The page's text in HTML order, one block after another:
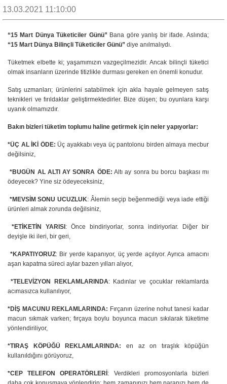
13.03.2021 11:10:00
“15 Mart Dünya Tüketiciler Günü” Bana göre yanlış bir ifade. Aslında;
“15 Mart Dünya Bilinçli Tüketiciler Günü” diye anılmalıydı.
Tüketmek elbette ki; yaşamımızın vazgeçilmezidir. Ancak bilinçli tüketici
olmak insanların üzerinde titizlikle durması gereken en önemli konudur.
Satış uzmanları; ürünlerini satabilmek için akla hayale gelmeyen satış
teknikleri ve fırıldaklar geliştirmektedirler. Bize düşen; bu oyunlara karşı
uyanık olmamızdır.
Bakın bizleri tüketim toplumu haline getirmek için neler yapıyorlar:
*ÜÇ AL İKİ ÖDE: Üç ayakkabı veya üç pantolonu birden almaya mecbur
değilsiniz,
*BUGÜN AL ALTI AY SONRA ÖDE: Altı ay sonra bu borcu başkası mı
ödeyecek? Yine siz ödeyeceksiniz,
*MEVSİM SONU UCUZLUK: Âlemin seçip beğenmediği veya iade ettiği
ürünleri almak zorunda değilsiniz,
*ETİKETİN YARISI: Önce bindiriyorlar, sonra indiriyorlar. Diğer bir
deyişle iki ileri, bir geri,
*KAPATIYORUZ: Bir yerde kapanıyor, üç yerde açılıyor. Ayrıca amacını
aşan kapatma süreci aylar bazen yılları alıyor,
*TELEVİZYON REKLAMLARINDA: Kadınlar ve çocuklar reklamlarda
acımasızca kullanılıyor,
*DİŞ MACUNU REKLAMLARINDA: Fırçanın üzerine nohut tanesi kadar
macun sıkmak varken; fırçaya boylu boyunca macun sıkılarak tüketime
yönlendiriliyor,
*TIRAŞ KÖPÜĞÜ REKLAMLARINDA:
en az on tıraşlık köpüğün
kullanıldığını görüyoruz,
*CEP TELEFON OPERATÖRLERİ: Verdikleri promosyonlarla bizleri